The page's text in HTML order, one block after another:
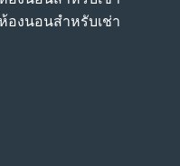
องนอนสําหรับเช่า